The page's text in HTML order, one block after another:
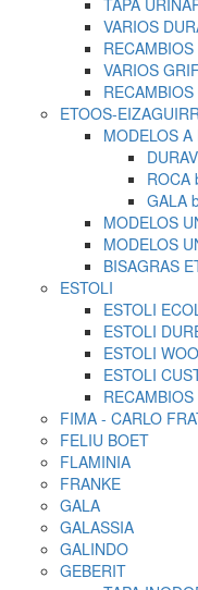
TAPA
VARIOS
VARIOS
ETOOS-
MODELOS
ROCA
GALA
MODELOS
MODELOS
BISAGRAS
ESTOLI
ESTOLI
ESTOLI
ESTOLI
ESTOLI
FIMA - CARLO
FELIU BOET
FLAMINIA
FRANKE
GALA
GALASSIA
GALINDO
GEBERIT